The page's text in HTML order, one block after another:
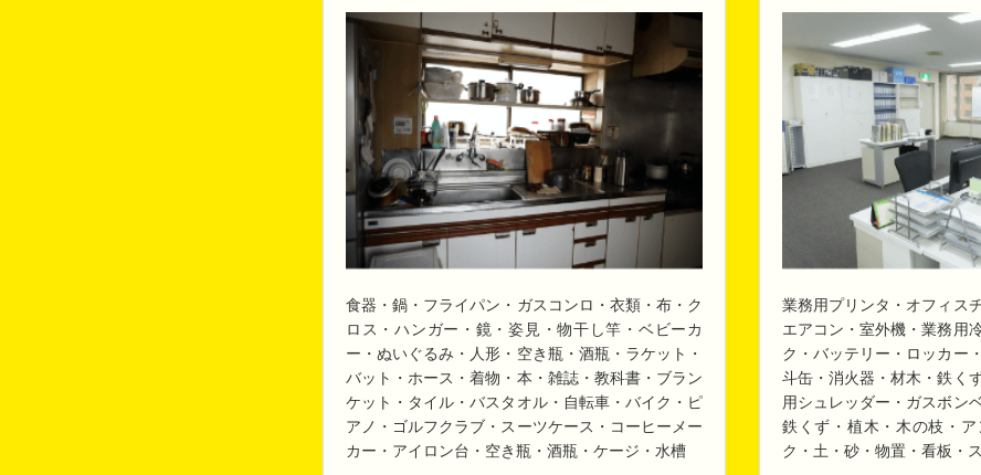
食器・鍋・フライパン・ガスコンロ・衣類・布・ク
ロス・ハンガー・鏡・姿見・物干し竿・ベビーカ
ー・ぬいぐるみ・人形・空き瓶・酒瓶・ラケット・
バット・ホース・着物・本・雑誌・教科書・ブラン
ケット・タイル・バスタオル・自転車・バイク・ピ
アノ・ゴルフクラブ・スーツケース・コーヒーメー
カー・アイロン台・空き瓶・酒瓶・ケージ・水槽
業務用プリンタ・オフィス
エアコン・室外機・業務用
ク・バッテリー・ロッカー
斗缶・消火器・材木・鉄く
用シュレッダー・ガスボン
鉄くず・植木・木の枝・
ク・土・砂・物置・看板・